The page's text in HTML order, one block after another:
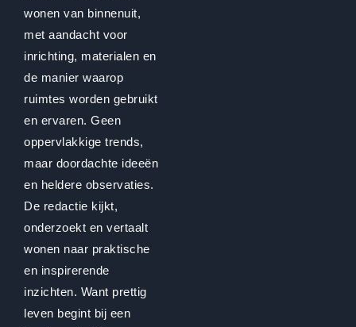
wonen van binnenuit,
met aandacht voor
inrichting, materialen en
de manier waarop
ruimtes worden gebruikt
en ervaren. Geen
oppervlakkige trends,
maar doordachte ideeën
en heldere observaties.
De redactie kijkt,
onderzoekt en vertaalt
wonen naar praktische
en inspirerende
inzichten. Want prettig
leven begint bij een